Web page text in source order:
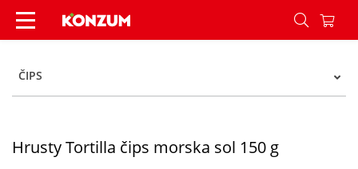
Hrusty Tortilla čips morska sol 150 g - Konzum
ČIPS
Hrusty Tortilla čips morska sol 150 g